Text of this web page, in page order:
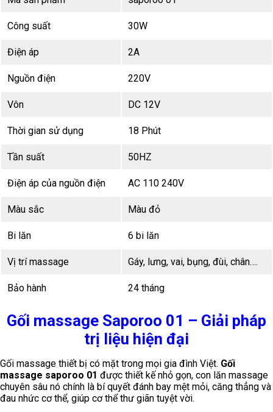
Công suất 30W
Điện áp 2A
Nguồn điện 220V
Vôn DC 12V
Thời gian sử dụng 18 Phút
Tần suất 50HZ
Điện áp của nguồn điện AC 110 240V
Màu sắc Màu đỏ
Bi lăn 6 bi lăn
Vị trí massage Gáy, lưng, vai, bụng, đùi, chân….
Bảo hành 24 tháng
Gối massage Saporoo 01 – Giải pháp
trị liệu hiện đại
Gối massage thiết bị có mặt trong mọi gia đình Việt. Gối
massage saporoo 01 được thiết kế nhỏ gọn, con lăn massage
chuyên sâu nó chính là bí quyết đánh bay mệt mỏi, căng thẳng và
đau nhức cơ thể, giúp cơ thể thư giãn tuyệt vời.